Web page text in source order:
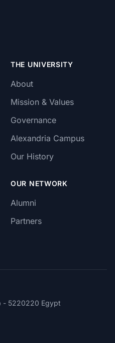
THE UNIVERSITY
About
Mission & Values
Governance
Alexandria Campus
Our History
OUR NETWORK
Alumni
Partners
- 5220220 Egypt